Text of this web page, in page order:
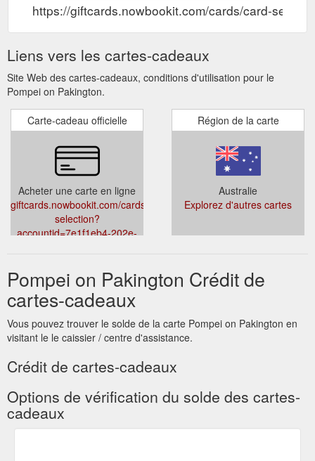
https://giftcards.nowbookit.com/cards/card-
Liens vers les cartes-cadeaux
Site Web des cartes-cadeaux, conditions d'utilisation pour le
Pompei on Pakington.
Carte-cadeau officielle
Acheter une carte en ligne
giftcards.nowbookit.com/cards/card-
selection?
accountid=7e1f1eb4-202e-
Région de la carte
Australie
Explorez d'autres cartes
Pompei on Pakington Crédit de
cartes-cadeaux
Vous pouvez trouver le solde de la carte Pompei on Pakington en
visitant le le caissier / centre d'assistance.
Crédit de cartes-cadeaux
Options de vérification du solde des cartes-
cadeaux